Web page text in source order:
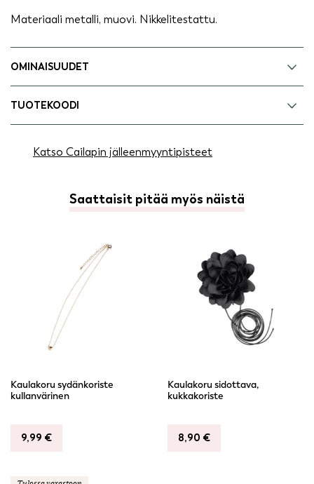
Materiaali metalli, muovi. Nikkelitestattu.
OMINAISUUDET
TUOTEKOODI
Katso Cailapin jälleenmyyntipisteet
Saattaisit pitää myös näistä
Kaulakoru sydänkoriste
kullanvärinen
9,99 €
Kaulakoru sidottava,
kukkakoriste
8,90 €